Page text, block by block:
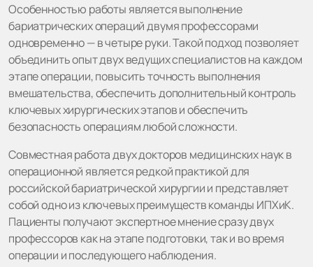
Особенностью работы является выполнение
бариатрических операций двумя профессорами
одновременно — в четыре руки. Такой подход позволяет
объединить опыт двух ведущих специалистов на каждом
этапе операции, повысить точность выполнения
вмешательства, обеспечить дополнительный контроль
ключевых хирургических этапов и обеспечить
безопасность операциям любой сложности.
Совместная работа двух докторов медицинских наук в
операционной является редкой практикой для
российской бариатрической хирургии и представляет
собой одно из ключевых преимуществ команды ИПХиК.
Пациенты получают экспертное мнение сразу двух
профессоров как на этапе подготовки, так и во время
операции и последующего наблюдения.